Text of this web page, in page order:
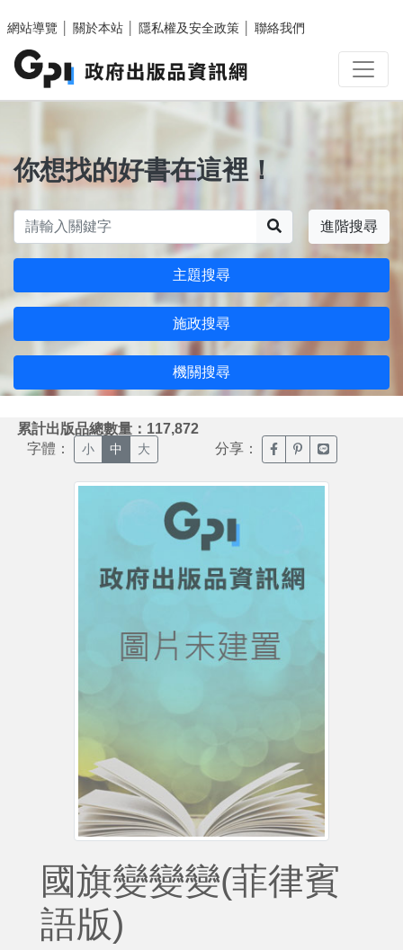
網站導覽
關於本站 隱私權及安全政策 聯絡我們
你想找的好書在這裡！
進階搜尋
主題搜尋
施政搜尋
機關搜尋
累計出版品總數量：117,872
字體： 小 中 大 分享： 臉書分享(另開新視窗)
噗浪分享(另開新
Line分享(另
國旗變變變(菲律賓
語版)